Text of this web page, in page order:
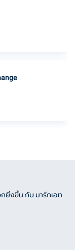
กยิ่งขึ้น กับ มาร์กเอท